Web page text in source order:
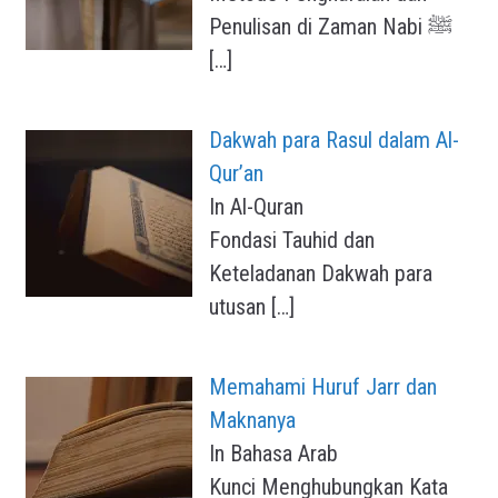
Penulisan di Zaman Nabi ﷺ
[…]
Dakwah para Rasul dalam Al-
Qur’an
In Al-Quran
Fondasi Tauhid dan
Keteladanan Dakwah para
utusan […]
Memahami Huruf Jarr dan
Maknanya
In Bahasa Arab
Kunci Menghubungkan Kata